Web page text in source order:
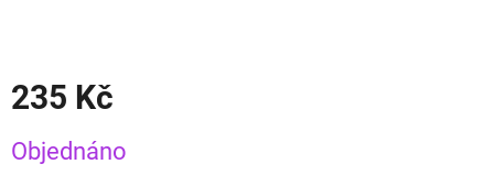
235 Kč
cena:
Objednáno